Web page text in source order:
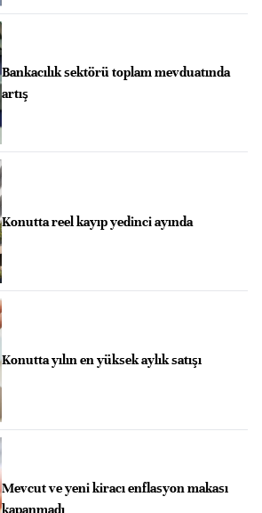
Bankacılık sektörü toplam mevduatında
artış
Konutta reel kayıp yedinci ayında
Konutta yılın en yüksek aylık satışı
Mevcut ve yeni kiracı enflasyon makası
kapanmadı